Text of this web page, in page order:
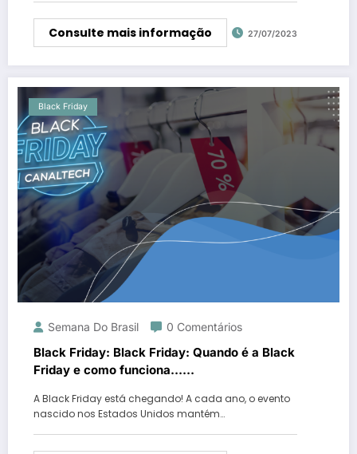
Consulte mais informação 27/07/2023
Black Friday
Semana Do Brasil 0 Comentários
Black Friday: Black Friday: Quando é a Black
Friday e como funciona……
A Black Friday está chegando! A cada ano, o evento
nascido nos Estados Unidos mantém…